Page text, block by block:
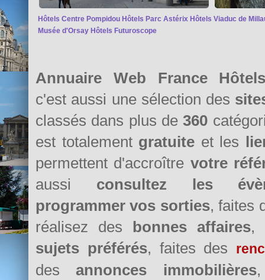
Hôtels Centre Pompidou Hôtels Parc Astérix Hôtels Viaduc de
Musée d'Orsay Hôtels Futuroscope
Annuaire Web France
c'est aussi une sélection des
classés dans plus de360
est totalement gratuite et les
permettent d'accroître votre
aussi consultez les
programmer vos sorties, faites
réalisez des
bonnes affaires,
sujets préférés, faites des
desannonces immobilières